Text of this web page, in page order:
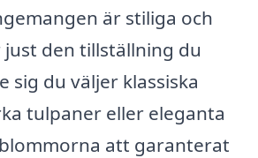
är stiliga och
den tillställning du
sig du väljer klassiska
tulpaner eller eleganta
att garanterat